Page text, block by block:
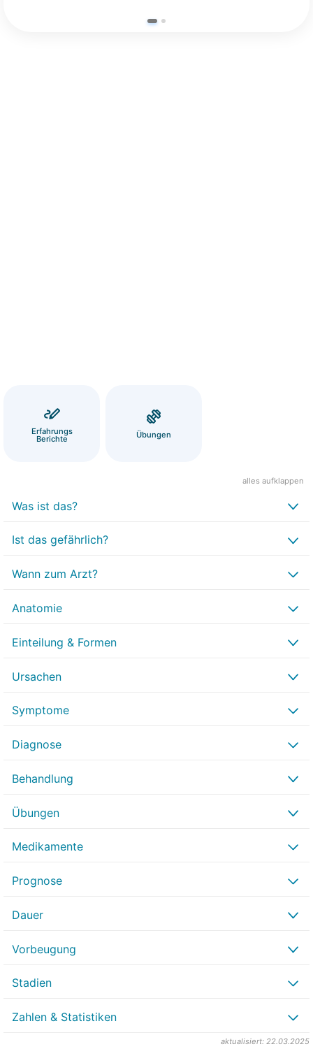
Erfahrungs
Berichte Übungen
alles aufklappen
Was ist das?
Ist das gefährlich?
Wann zum Arzt?
Anatomie
Einteilung & Formen
Ursachen
Symptome
Diagnose
Behandlung
Übungen
Medikamente
Prognose
Dauer
Vorbeugung
Stadien
Zahlen & Statistiken
aktualisiert: 22.03.2025